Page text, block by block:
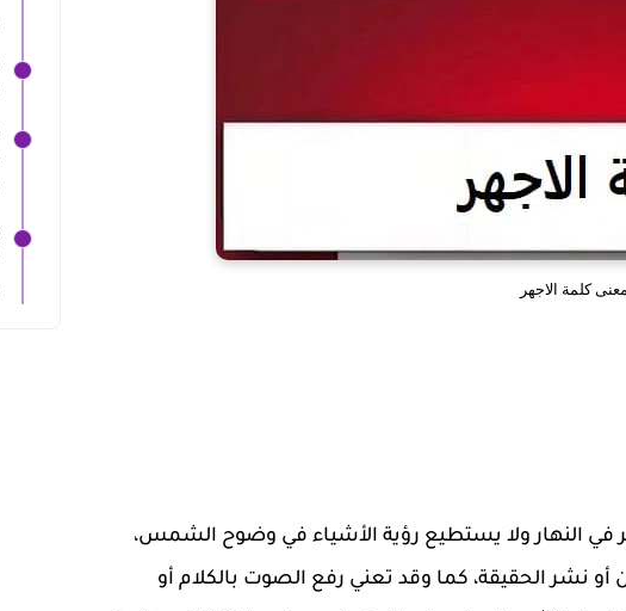
كلمة الاجهر
في النهار ولا يستطيع رؤية الأشياء في وضوح الشمس،
نشر الحقيقة، كما وقد تعني رفع الصوت بالكلام أو